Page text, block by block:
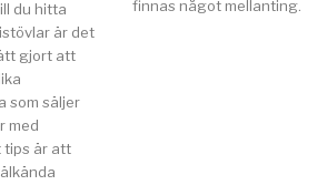
du hitta
är det
gjort att
som säljer
med
tips är att
finnas något mellanting.